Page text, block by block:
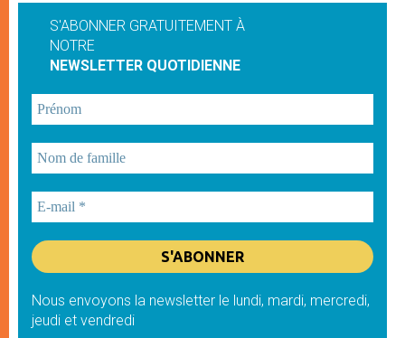
S'ABONNER GRATUITEMENT À
NOTRE
NEWSLETTER QUOTIDIENNE
Nous envoyons la newsletter le lundi, mardi, mercredi,
jeudi et vendredi